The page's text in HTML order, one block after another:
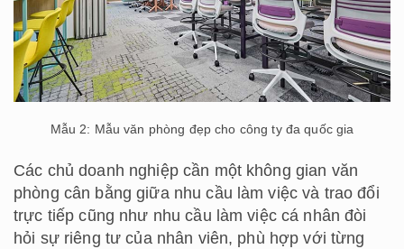
Mẫu 2: Mẫu văn phòng đẹp cho công ty đa quốc gia
Các chủ doanh nghiệp cần một không gian văn
phòng cân bằng giữa nhu cầu làm việc và trao đổi
trực tiếp cũng như nhu cầu làm việc cá nhân đòi
hỏi sự riêng tư của nhân viên, phù hợp với từng